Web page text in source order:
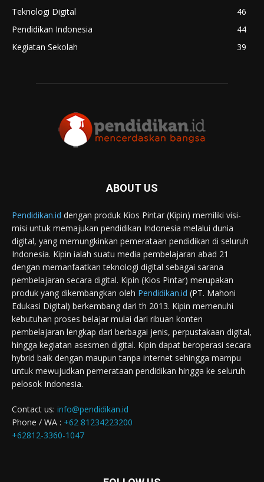
Teknologi Digital
46
Pendidikan Indonesia
44
Kegiatan Sekolah
39
ABOUT US
Pendidikan.id dengan produk Kios Pintar (Kipin) memiliki visi-
misi untuk memajukan pendidikan Indonesia melalui dunia
digital, yang memungkinkan pemerataan pendidikan di seluruh
Indonesia. Kipin ialah suatu media pembelajaran abad 21
dengan memanfaatkan teknologi digital sebagai sarana
pembelajaran secara digital. Kipin (Kios Pintar) merupakan
produk yang dikembangkan oleh Pendidikan.id (PT. Mahoni
Edukasi Digital) berkembang dari th 2013. Kipin memenuhi
kebutuhan proses belajar mulai dari ribuan konten
pembelajaran lengkap dari berbagai jenis, perpustakaan digital,
hingga kegiatan asesmen digital. Kipin dapat beroperasi secara
hybrid baik dengan maupun tanpa internet sehingga mampu
untuk mewujudkan pemerataan pendidikan hingga ke seluruh
pelosok Indonesia.
Contact us: info@pendidikan.id
Phone / WA : +62 81234223200
+62812-3360-1047